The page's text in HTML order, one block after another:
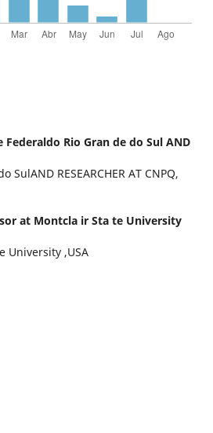
Federaldo Rio Gran de do Sul AND
RESEARCHER AT CNPQ,
at Montcla ir Sta te University
University ,USA